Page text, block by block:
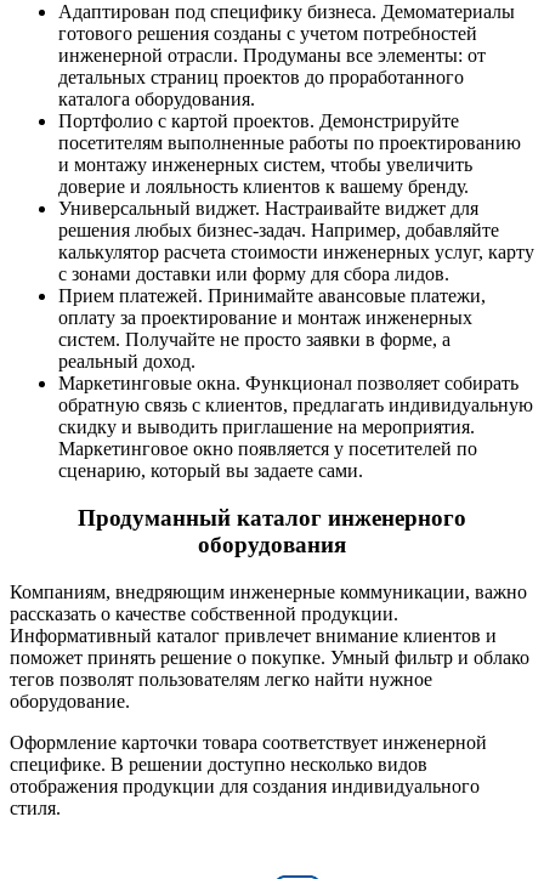
Адаптирован под специфику бизнеса. Демоматериалы
готового решения созданы с учетом потребностей
инженерной отрасли. Продуманы все элементы: от
детальных страниц проектов до проработанного
каталога оборудования.
Портфолио с картой проектов. Демонстрируйте
посетителям выполненные работы по проектированию
и монтажу инженерных систем, чтобы увеличить
доверие и лояльность клиентов к вашему бренду.
Универсальный виджет. Настраивайте виджет для
решения любых бизнес-задач. Например, добавляйте
калькулятор расчета стоимости инженерных услуг, карту
с зонами доставки или форму для сбора лидов.
Прием платежей. Принимайте авансовые платежи,
оплату за проектирование и монтаж инженерных
систем. Получайте не просто заявки в форме, а
реальный доход.
Маркетинговые окна. Функционал позволяет собирать
обратную связь с клиентов, предлагать индивидуальную
скидку и выводить приглашение на мероприятия.
Маркетинговое окно появляется у посетителей по
сценарию, который вы задаете сами.
Продуманный каталог инженерного
оборудования
Компаниям, внедряющим инженерные коммуникации, важно
рассказать о качестве собственной продукции.
Информативный каталог привлечет внимание клиентов и
поможет принять решение о покупке. Умный фильтр и облако
тегов позволят пользователям легко найти нужное
оборудование.
Оформление карточки товара соответствует инженерной
специфике. В решении доступно несколько видов
отображения продукции для создания индивидуального
стиля.